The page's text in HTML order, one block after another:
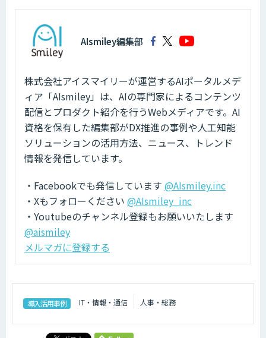
AIsmiley編集部
株式会社アイスマイリーが運営するAIポータルメデ
ィア「AIsmiley」は、AIの専門家によるコンテンツ
配信とプロダクト紹介を行うWebメディアです。AI
資格を保有した編集部がDX推進の事例や人工知能
ソリューションの活用方法、ニュース、トレンド
情報を発信しています。
・Facebookでも発信しています @AIsmiley.inc
・Xもフォローください @AIsmiley_inc
・Youtubeのチャンネル登録もお願いいたします
@aismiley
メルマガに登録する
導入活用事例 IT・情報・通信 人事・総務